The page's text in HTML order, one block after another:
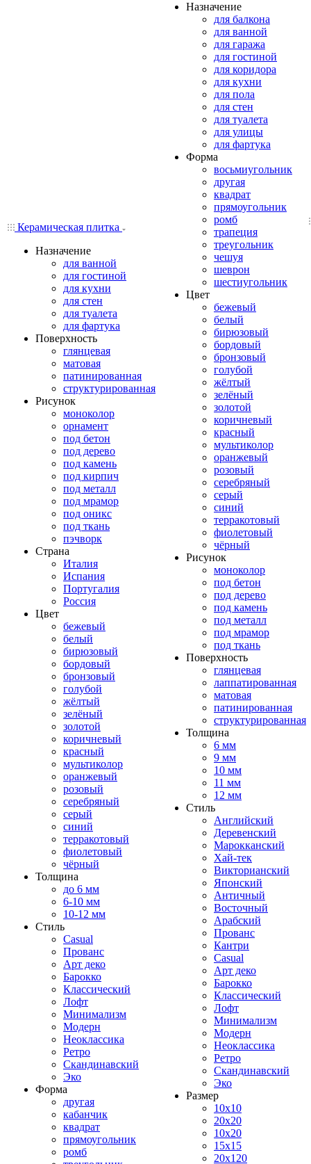
Керамическая плитка
Назначение
для ванной
для гостиной
для кухни
для стен
для туалета
для фартука
Поверхность
глянцевая
матовая
патинированная
структурированная
Рисунок
моноколор
орнамент
под бетон
под дерево
под камень
под кирпич
под металл
под мрамор
под оникс
под ткань
пэчворк
Страна
Италия
Испания
Португалия
Россия
Цвет
бежевый
белый
бирюзовый
бордовый
бронзовый
голубой
жёлтый
зелёный
золотой
коричневый
красный
мультиколор
оранжевый
розовый
серебряный
серый
синий
терракотовый
фиолетовый
чёрный
Толщина
до 6 мм
6-10 мм
10-12 мм
Стиль
Casual
Прованс
Арт деко
Барокко
Классический
Лофт
Минимализм
Модерн
Неоклассика
Ретро
Скандинавский
Эко
Форма
другая
кабанчик
квадрат
прямоугольник
ромб
Назначение
для балкона
для ванной
для гаража
для гостиной
для коридора
для кухни
для пола
для стен
для туалета
для улицы
для фартука
Форма
восьмиугольник
другая
квадрат
прямоугольник
ромб
трапеция
треугольник
чешуя
шеврон
шестиугольник
Цвет
бежевый
белый
бирюзовый
бордовый
бронзовый
голубой
жёлтый
зелёный
золотой
коричневый
красный
мультиколор
оранжевый
розовый
серебряный
серый
синий
терракотовый
фиолетовый
чёрный
Рисунок
моноколор
под бетон
под дерево
под камень
под металл
под мрамор
под ткань
Поверхность
глянцевая
лаппатированная
матовая
патинированная
структурированная
Толщина
6 мм
9 мм
10 мм
11 мм
12 мм
Стиль
Английский
Деревенский
Марокканский
Хай-тек
Викторианский
Японский
Античный
Восточный
Арабский
Прованс
Кантри
Casual
Арт деко
Барокко
Классический
Лофт
Минимализм
Модерн
Неоклассика
Ретро
Скандинавский
Эко
Размер
10x10
20x20
10x20
15x15
20x120